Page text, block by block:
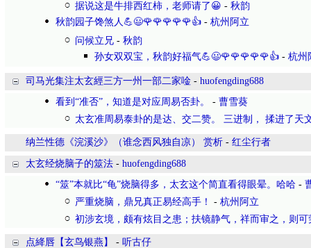
据说这是牛排西红柿，老师请了😀 - 秋韵
秋韵园子馋煞人💪😃🌹🌹🌹🌹🌹👍 - 杭州阿立
问候立兄 - 秋韵
孙女双双宝，秋韵好福气💪😃🌹🌹🌹🌹🌹👍 - 杭州
司马光集注太玄經三方一州一部二家唫 - huofengding688
看到“准否”，知道是对应周易否卦。
- 曹雪葵
太玄准周易泰卦的是达、交二赞。 三进制， 揉进了天
纳兰性德《浣溪沙》（谁念西风独自凉） 赏析 - 红尘行者
太玄经烧脑子的筮法 - huofengding688
“筮”本就比“龟”烧脑得多，太玄这个简直看得眼晕。哈哈 -
严重烧脑，鼎兄真正易经高手！
- 杭州阿立
初涉玄境，颇有炫目之患；扶镜静气，祥而审之，则可
点絳唇【玄鸟银燕】 - 听古仔